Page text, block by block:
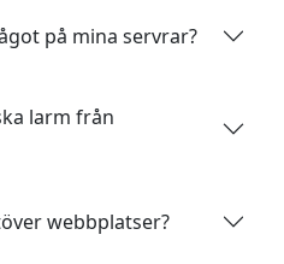
på mina servrar?
larm från
webbplatser?